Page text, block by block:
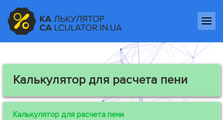
Калькулятор для расчета пени
Калькулятор для расчета пени